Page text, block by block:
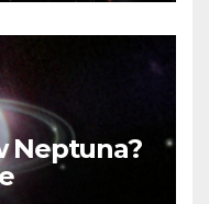
Neptuna?